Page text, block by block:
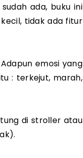
ada, buku ini
tidak ada fitur
emosi yang
: terkejut, marah,
di stroller atau